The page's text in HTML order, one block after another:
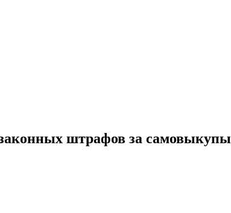
штрафов за самовыкупы